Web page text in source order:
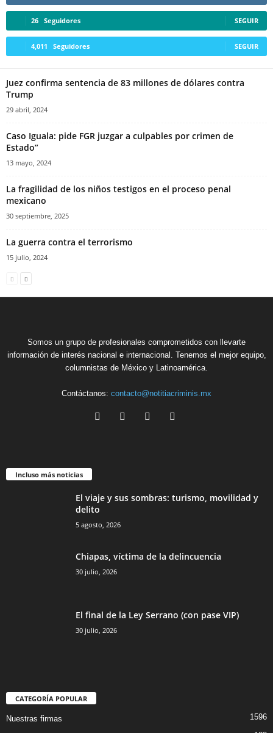
26 Seguidores SEGUIR
4,011 Seguidores SEGUIR
Juez confirma sentencia de 83 millones de dólares contra
Trump
29 abril, 2024
Caso Iguala: pide FGR juzgar a culpables por crimen de
Estado”
13 mayo, 2024
La fragilidad de los niños testigos en el proceso penal
mexicano
30 septiembre, 2025
La guerra contra el terrorismo
15 julio, 2024
Somos un grupo de profesionales comprometidos con llevarte
información de interés nacional e internacional. Tenemos el mejor equipo,
columnistas de México y Latinoamérica.
Contáctanos: contacto@notitiacriminis.mx
Incluso más noticias
El viaje y sus sombras: turismo, movilidad y
delito
5 agosto, 2026
Chiapas, víctima de la delincuencia
30 julio, 2026
El final de la Ley Serrano (con pase VIP)
30 julio, 2026
CATEGORÍA POPULAR
Nuestras firmas 1596